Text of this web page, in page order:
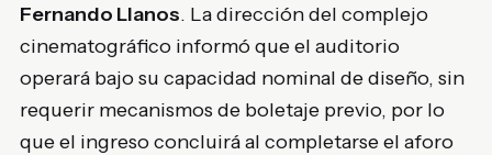
Fernando Llanos. La dirección del complejo
cinematográfico informó que el auditorio
operará bajo su capacidad nominal de diseño, sin
requerir mecanismos de boletaje previo, por lo
que el ingreso concluirá al completarse el aforo